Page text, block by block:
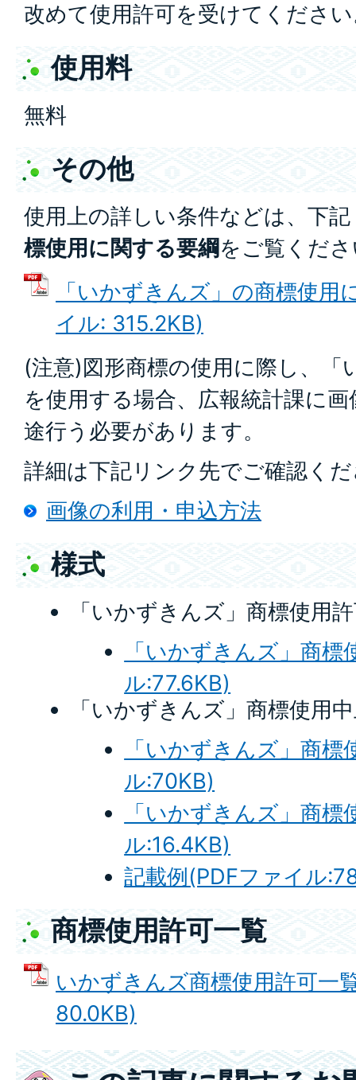
改めて使用許可を受けてくださ
使用料
無料
その他
使用上の詳しい条件などは、下記
標使用に関する要綱をご覧くだ
「いかずきんズ」の商標使用
イル: 315.2KB)
(注意)図形商標の使用に際し、「
を使用する場合、広報統計課に
途行う必要があります。
詳細は下記リンク先でご確認く
画像の利用・申込方法
様式
「いかずきんズ」商標使用
「いかずきんズ」商
ル:77.6KB)
「いかずきんズ」商標
ル:16.5KB)
記載例(PDFファイル
「いかずきんズ」商標使用
「いかずきんズ」商
ル:70KB)
「いかずきんズ」商
ル:16.4KB)
記載例(PDFファイル
商標使用許可一覧
いかずきんズ商標使用許可一
80.0KB)